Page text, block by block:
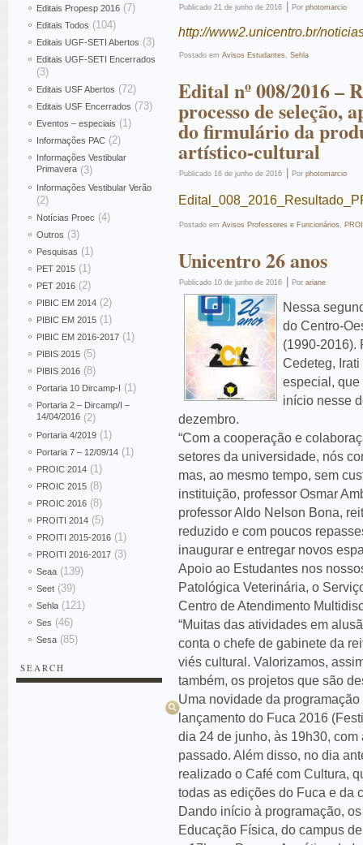
Editais Propesp 2016 (7)
Editais Todos (104)
Editais UGF-SETI Abertos (3)
Editais UGF-SETI Encerrados
(3)
Editais USF Abertos (72)
Editais USF Encerrados (73)
Eventos – especiais (1)
Informações PAC (2)
Informações Vestibular
Primavera (3)
Informações Vestibular Verão
(2)
Notícias Proec (4)
Outros (3)
Pesquisas (1)
PET 2015 (1)
PET 2016 (2)
PIBIC EM 2014 (2)
PIBIC EM 2015 (1)
PIBIC EM 2016-2017 (1)
PIBIS 2015 (5)
PIBIS 2016 (8)
Portaria 10 Dircamp-I (1)
Portaria 2 – Dircamp/I –
14/04/2016 (2)
Portaria 4/2019 (1)
Portaria 7 – 12/09/14 (1)
PROIC 2014 (1)
PROIC 2015 (8)
PROIC 2016 (8)
PROITI 2014 (5)
PROITI 2015-2016 (1)
PROITI 2016-2017 (3)
Seaa (139)
Seet (39)
Sehla (121)
Ses (46)
Sesa (85)
SEARCH
Publicado 21 de junho de 2016 Por photomarcio
http://www2.unicentro.br/
Postado em Avisos Estudantes , Sehla
Edital nº 008/2016 –
processo de seleção,
do firmulário da
artístico-cultural
Publicado 16 de junho de 2016 Por photomarcio
Postado em Avisos Professores e Funcionários ,
Unicentro 26 anos
Publicado 10 de junho de 2016 Por ariane
Nessa
do Centro-
(1990-2016).
Cedeteg,
especial, que
início nesse
dezembro.
“Com a cooperação e
setores da universidade, nós
mas, ao mesmo tempo, sem
instituição, professor Osmar
professor Aldo Nelson Bona,
reduzido e com poucos
inaugurar e entregar novos
Apoio ao Estudantes nos
Patológica Veterinária, o
Centro de Atendimento
“Muitas das atividades em
conta o chefe de gabinete da
viés cultural. Valorizamos,
também, os projetos que são
Uma novidade da
lançamento do Fuca 2016
dia 24 de junho, às 19h30,
passado. Além disso, no dia
realizado o Café com Cultura,
todas as edições do Fuca e da
Dando início à programação,
Educação Física, do campus